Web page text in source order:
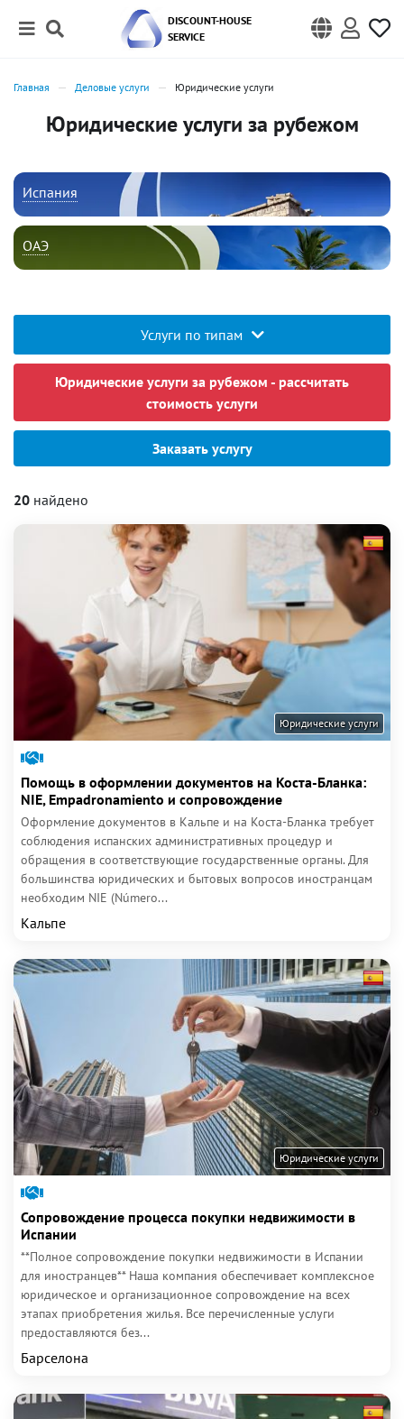
DISCOUNT-HOUSE
SERVICE
Главная Деловые услуги Юридические услуги
Юридические услуги за рубежом
Испания
ОАЭ
Услуги по типам
Юридические услуги за рубежом - рассчитать
стоимость услуги
Заказать услугу
20 найдено
Юридические услуги
Помощь в оформлении документов на Коста-Бланка:
NIE, Empadronamiento и сопровождение
Оформление документов в Кальпе и на Коста-Бланка требует
соблюдения испанских административных процедур и
обращения в соответствующие государственные органы. Для
большинства юридических и бытовых вопросов иностранцам
необходим NIE (Número...
Кальпе
Юридические услуги
Сопровождение процесса покупки недвижимости в
Испании
**Полное сопровождение покупки недвижимости в Испании
для иностранцев** Наша компания обеспечивает комплексное
юридическое и организационное сопровождение на всех
этапах приобретения жилья. Все перечисленные услуги
предоставляются без...
Барселона